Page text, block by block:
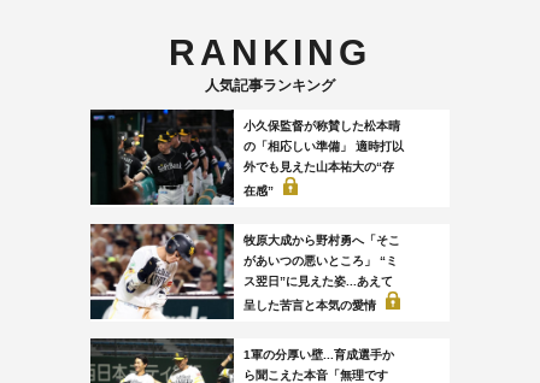
RANKING
人気記事ランキング
小久保監督が称賛した松本晴
の「相応しい準備」 適時打以
外でも見えた山本祐大の“存
在感”
牧原大成から野村勇へ「そこ
があいつの悪いところ」 “ミ
ス翌日”に見えた姿...あえて
呈した苦言と本気の愛情
1軍の分厚い壁...育成選手か
ら聞こえた本音「無理です